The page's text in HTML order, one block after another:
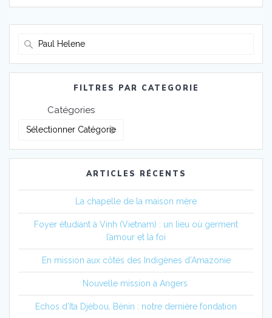
des
articles
:
FILTRES PAR CATEGORIE
Catégories
ARTICLES RÉCENTS
La chapelle de la maison mère
Foyer étudiant à Vinh (Vietnam) : un lieu où germent
l’amour et la foi
En mission aux côtés des Indigènes d’Amazonie
Nouvelle mission à Angers
Echos d’Ita Djèbou, Bénin : notre dernière fondation